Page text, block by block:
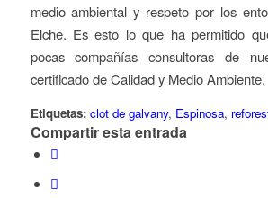
medio ambiental y respeto por los
Elche. Es esto lo que ha permitido
pocas compañías consultoras de
certificado de Calidad y Medio Ambiente.
Etiquetas: clot de galvany, Espinosa,
Compartir esta entrada